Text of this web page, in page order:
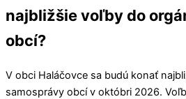
najbližšie voľby do
obcí?
V obci Haláčovce sa budú konať
samosprávy obcí v októbri 2026.